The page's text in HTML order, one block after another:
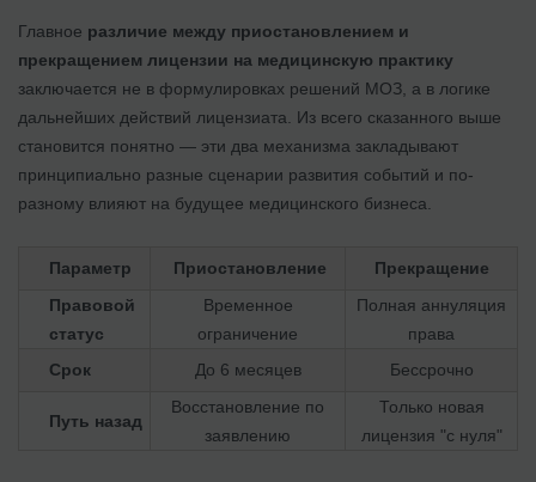
Главное различие между приостановлением и
прекращением лицензии на медицинскую практику
заключается не в формулировках решений МОЗ, а в логике
дальнейших действий лицензиата. Из всего сказанного выше
становится понятно — эти два механизма закладывают
принципиально разные сценарии развития событий и по-
разному влияют на будущее медицинского бизнеса.
Параметр Приостановление
Прекращение
Правовой
статус
Временное
ограничение
Полная аннуляция
права
Срок
До 6 месяцев Бессрочно
Путь назад
Восстановление по
заявлению
Только новая
лицензия "с нуля"